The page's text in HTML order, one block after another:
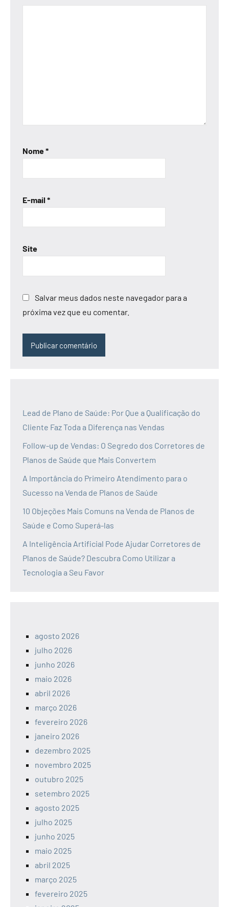
Nome*
E-mail *
Site
Salvar meus dados neste navegador para a
próxima vez que eu comentar.
Lead de Plano de Saúde: Por Que a Qualificação do
Cliente Faz Toda a Diferença nas Vendas
Follow-up de Vendas: O Segredo dos Corretores de
Planos de Saúde que Mais Convertem
A Importância do Primeiro Atendimento para o
Sucesso na Venda de Planos de Saúde
10 Objeções Mais Comuns na Venda de Planos de
Saúde e Como Superá-las
A Inteligência Artificial Pode Ajudar Corretores de
Planos de Saúde? Descubra Como Utilizar a
Tecnologia a Seu Favor
agosto 2026
julho 2026
junho 2026
maio 2026
abril 2026
março 2026
fevereiro 2026
janeiro 2026
dezembro 2025
novembro 2025
outubro 2025
setembro 2025
agosto 2025
julho 2025
junho 2025
maio 2025
abril 2025
março 2025
fevereiro 2025